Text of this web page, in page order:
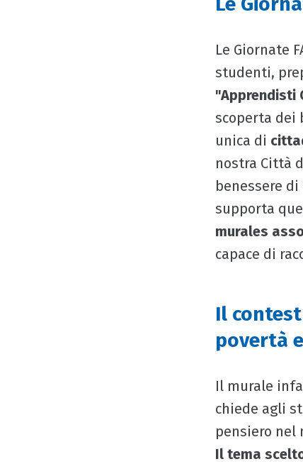
Le Giornate
studenti,
"Apprendisti
scoperta dei
unica di
nostra Città
benessere di
supporta
murales
capace di
Il contest
povertà
Il murale
chiede agli
pensiero nel
Il tema